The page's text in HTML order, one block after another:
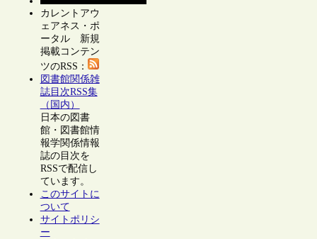
カレントアウ
ェアネス・ポ
ータル 新規
掲載コンテン
ツのRSS：
図書館関係雑
誌目次RSS集
（国内）
日本の図書
館・図書館情
報学関係情報
誌の目次を
RSSで配信し
ています。
このサイトに
ついて
サイトポリシ
ー